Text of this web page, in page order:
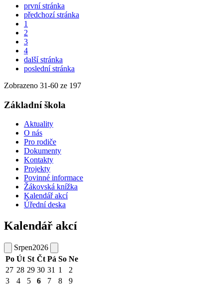
první stránka
předchozí stránka
1
2
3
4
další stránka
poslední stránka
Zobrazeno 31-60 ze 197
Základní škola
Aktuality
O nás
Pro rodiče
Dokumenty
Kontakty
Projekty
Povinné informace
Žákovská knížka
Kalendář akcí
Úřední deska
Kalendář akcí
Srpen2026
Po Út St Čt Pá So Ne
27 28 29 30 31 1
2
3
4 5 6 7 8
9